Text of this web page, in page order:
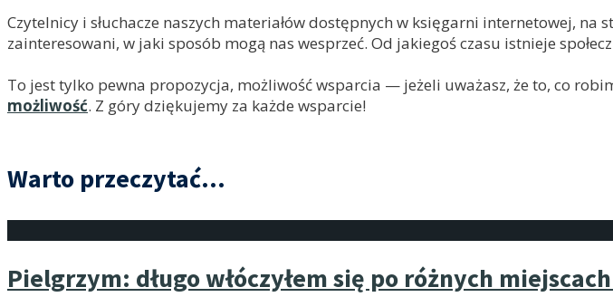
Czytelnicy i słuchacze naszych materiałów dostępnych w księgarni internetowej,
zainteresowani, w jaki sposób mogą nas wesprzeć. Od jakiegoś czasu istnieje
To jest tylko pewna propozycja, możliwość wsparcia — jeżeli uważasz, że to, co
możliwość. Z góry dziękujemy za każde wsparcie!
Warto przeczytać...
Pielgrzym: długo włóczyłem się po różnych